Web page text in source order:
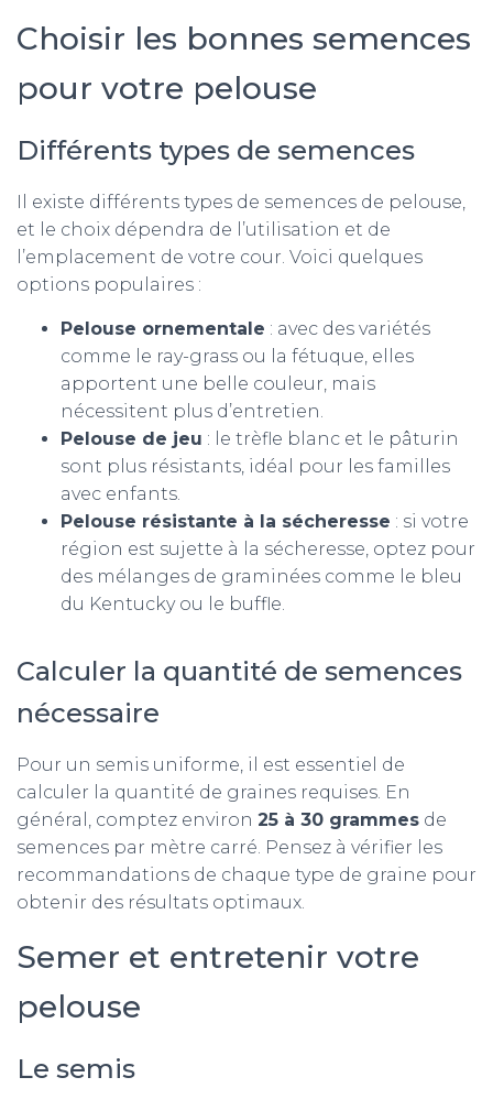
Choisir les bonnes semences
pour votre pelouse
Différents types de semences
Il existe différents types de semences de pelouse,
et le choix dépendra de l’utilisation et de
l’emplacement de votre cour. Voici quelques
options populaires :
Pelouse ornementale : avec des variétés
comme le ray-grass ou la fétuque, elles
apportent une belle couleur, mais
nécessitent plus d’entretien.
Pelouse de jeu : le trèfle blanc et le pâturin
sont plus résistants, idéal pour les familles
avec enfants.
Pelouse résistante à la sécheresse : si votre
région est sujette à la sécheresse, optez pour
des mélanges de graminées comme le bleu
du Kentucky ou le buffle.
Calculer la quantité de semences
nécessaire
Pour un semis uniforme, il est essentiel de
calculer la quantité de graines requises. En
général, comptez environ 25 à 30 grammes de
semences par mètre carré. Pensez à vérifier les
recommandations de chaque type de graine pour
obtenir des résultats optimaux.
Semer et entretenir votre
pelouse
Le semis